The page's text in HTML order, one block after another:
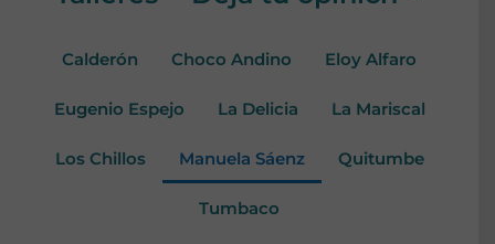
Calderón Choco Andino Eloy Alfaro
Eugenio Espejo La Delicia La Mariscal
Los Chillos Manuela Sáenz Quitumbe
Tumbaco